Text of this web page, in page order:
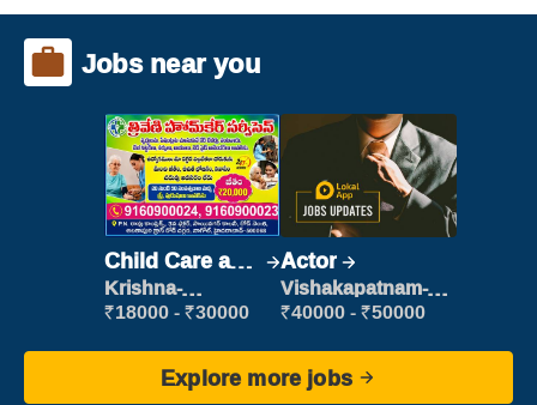
Jobs near you
Child Care and
Patient care
Krishna-
vijayawada
₹18000 - ₹30000
Actor
Vishakapatnam-
new
₹40000 - ₹50000
Explore more jobs